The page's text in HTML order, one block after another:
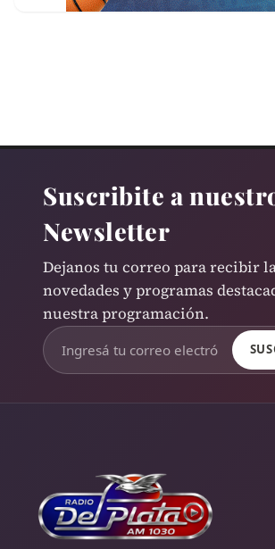
Suscribite a
Newsletter
Dejanos tu correo para recibir
novedades y programas
nuestra programación.